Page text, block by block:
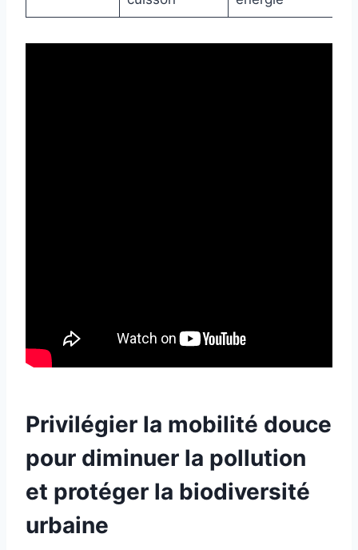
Privilégier la mobilité douce
pour diminuer la pollution
et protéger la biodiversité
urbaine